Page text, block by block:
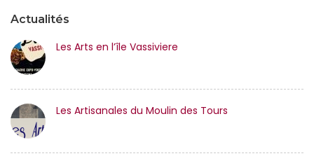
Actualités
Les Arts en l’île Vassiviere
Les Artisanales du Moulin des Tours